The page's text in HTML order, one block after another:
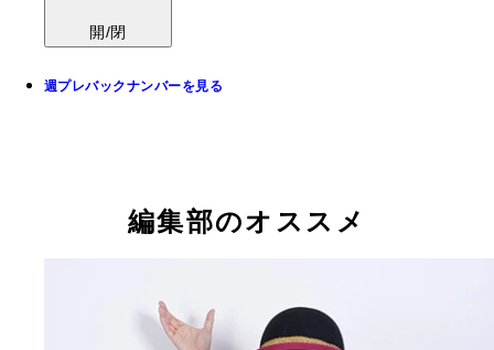
開/閉
週プレバックナンバーを見る
編集部のオススメ